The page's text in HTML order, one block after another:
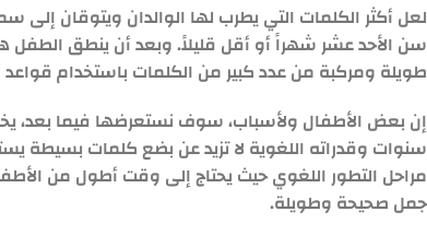
لعل أكثر الكلمات التي يطرب لها الوالدان ويتوقان
سن الأحد عشر شهراً أو أقل قليلاً. وبعد أن ينطق الطفل
طويلة ومركبة من عدد كبير من الكلمات باستخدام
إن بعض الأطفال ولأسباب، سوف نستعرضها فيما
سنوات وقدراته اللغوية لا تزيد عن بضع كلمات
مراحل التطور اللغوي حيث يحتاج إلى وقت أطول من
جمل صحيحة وطويلة.